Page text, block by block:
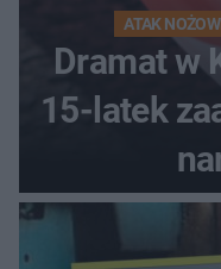
ATAK
Dramat w
15-latek